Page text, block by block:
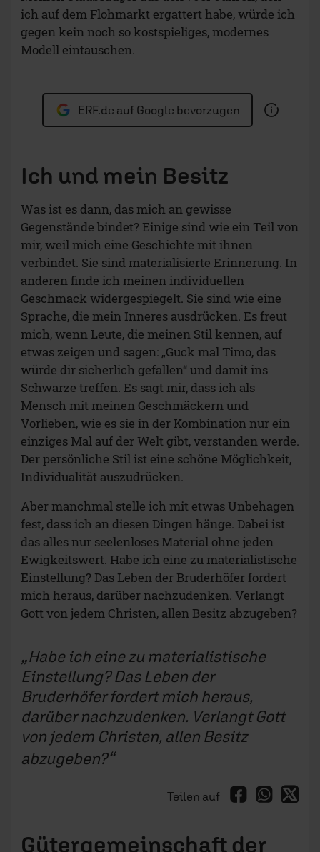
ich auf dem Flohmarkt ergattert habe, würde ich
gegen kein noch so kostspieliges, modernes
Modell eintauschen.
ERF.de auf Google bevorzugen
Ich und mein Besitz
Was ist es dann, das mich an gewisse
Gegenstände bindet? Einige sind wie ein Teil von
mir, weil mich eine Geschichte mit ihnen
verbindet. Sie sind materialisierte Erinnerung. In
anderen finde ich meinen individuellen
Geschmack widergespiegelt. Sie sind wie eine
Sprache, die mein Inneres ausdrücken. Es freut
mich, wenn Leute, die meinen Stil kennen, auf
etwas zeigen und sagen: „Guck mal Timo, das
würde dir sicherlich gefallen“ und damit ins
Schwarze treffen. Es sagt mir, dass ich als
Mensch mit meinen Geschmäckern und
Vorlieben, wie es sie in der Kombination nur ein
einziges Mal auf der Welt gibt, verstanden werde.
Der persönliche Stil ist eine schöne Möglichkeit,
Individualität auszudrücken.
Aber manchmal stelle ich mit etwas Unbehagen
fest, dass ich an diesen Dingen hänge. Dabei ist
das alles nur seelenloses Material ohne jeden
Ewigkeitswert. Habe ich eine zu materialistische
Einstellung? Das Leben der Bruderhöfer fordert
mich heraus, darüber nachzudenken. Verlangt
Gott von jedem Christen, allen Besitz abzugeben?
Habe ich eine zu materialistische
Einstellung? Das Leben der
Bruderhöfer fordert mich heraus,
darüber nachzudenken. Verlangt Gott
von jedem Christen, allen Besitz
abzugeben?
Teilen auf
Gütergemeinschaft der